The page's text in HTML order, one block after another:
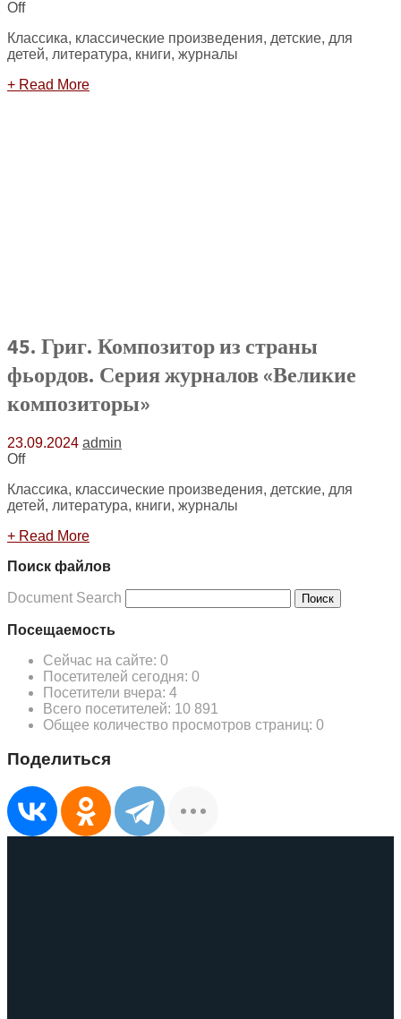
Off
Классика, классические произведения, детские, для
детей, литература, книги, журналы
+ Read More
45. Григ. Композитор из страны
фьордов. Серия журналов «Великие
композиторы»
23.09.2024 admin
Off
Классика, классические произведения, детские, для
детей, литература, книги, журналы
+ Read More
Поиск файлов
Document Search Поиск
Посещаемость
Сейчас на сайте: 0
Посетителей сегодня: 0
Посетители вчера: 4
Всего посетителей: 10 891
Общее количество просмотров страниц: 0
Поделиться